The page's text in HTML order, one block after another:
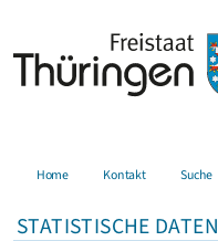
Home Kontakt Suche
STATISTISCHE DATEN